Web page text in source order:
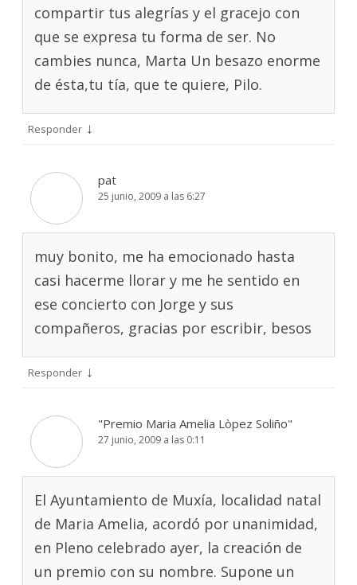
compartir tus alegrías y el gracejo con
que se expresa tu forma de ser. No
cambies nunca, Marta Un besazo enorme
de ésta,tu tía, que te quiere, Pilo.
Responder ↓
pat
25 junio, 2009 a las 6:27
muy bonito, me ha emocionado hasta
casi hacerme llorar y me he sentido en
ese concierto con Jorge y sus
compañeros, gracias por escribir, besos
Responder ↓
"Premio Maria Amelia Lòpez Soliño"
27 junio, 2009 a las 0:11
El Ayuntamiento de Muxía, localidad natal
de Maria Amelia, acordó por unanimidad,
en Pleno celebrado ayer, la creación de
un premio con su nombre. Supone un